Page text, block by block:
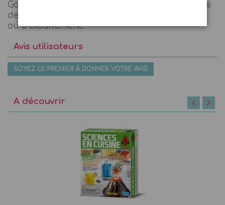
Garder hors de la portée des enfants de moins
de 3 ans. Risque d'ingestion de petites pièces
ou d’étouffement.
Avis utilisateurs
SOYEZ LE PREMIER À DONNER VOTRE AVIS
A découvrir